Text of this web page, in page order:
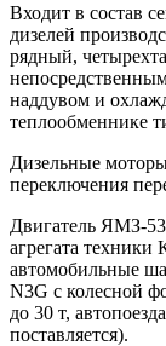
Входит в состав
дизелей
рядный,
наддувом и
теплообменнике
Дизельные
переключения
Двигатель ЯМЗ-
агрегата
автомобильные
N3G с колесной
до 30 т,
поставляется).